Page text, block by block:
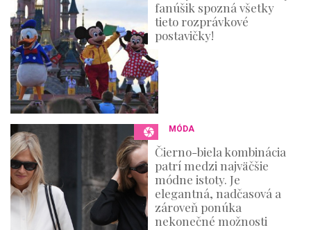
o
n
d
s
fanúšik spozná všetky
tieto rozprávkové
postavičky!
MÓDA
Čierno-biela kombinácia
patrí medzi najväčšie
módne istoty. Je
elegantná, nadčasová a
zároveň ponúka
nekonečné možnosti